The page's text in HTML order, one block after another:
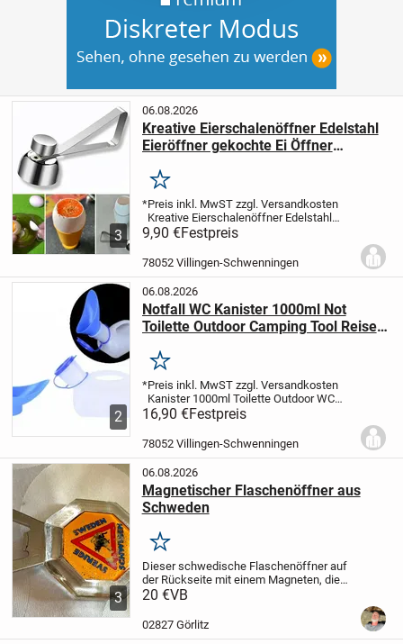
3
06.08.2026
Kreative Eierschalenöffner Edelstahl
Eieröffner gekochte Ei Öffner
Merken
*Preis inkl. MwST zzgl. Versandkosten
Kreative Eierschalenöffner Edelstahl
Eieröffner gekochte Ei Öffner Eierklopfer.
Einfache Bedienung: Den Öffner auf das
Ei legen und mit der Oberseite...
9,90 €Festpreis
78052 Villingen-Schwenningen
2
06.08.2026
Notfall WC Kanister 1000ml Not
Toilette Outdoor Camping Tool Reisen
Merken
*Preis inkl. MwST zzgl. Versandkosten
Kanister 1000ml Toilette Outdoor WC
Tool bei Reisen,Camping, Auto und Zelten.
Klein und praktisch mit Verschlußkappe
und seperate blaue Trichter für...
16,90 €Festpreis
78052 Villingen-Schwenningen
3
06.08.2026
Magnetischer Flaschenöffner aus
Schweden
Merken
Dieser schwedische Flaschenöffner auf
der Rückseite mit einem Magneten, die
auch auf dem Foto ersichtlich hält der
mehr in seiner Sammlung und für den Fan
20 €VB
02827 Görlitz